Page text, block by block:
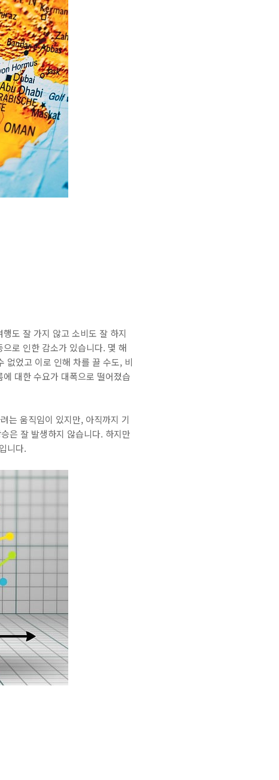
도 잘 가지 않고 소비도 잘 하지
로 인한 감소가 있습니다. 몇 해
없었고 이로 인해 차를 끌 수도, 비
대한 수요가 대폭으로 떨어졌습
는 움직임이 있지만, 아직까지 기
은 잘 발생하지 않습니다. 하지만
니다.